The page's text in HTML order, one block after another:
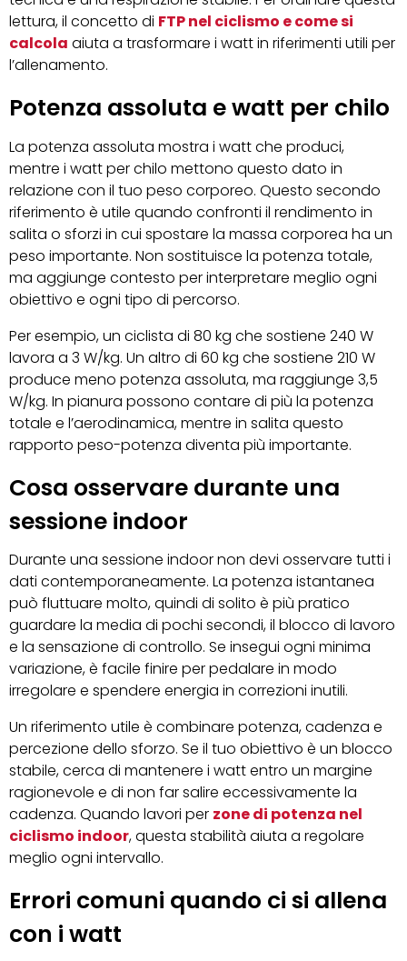
lettura, il concetto di FTP nel ciclismo e come si
calcola aiuta a trasformare i watt in riferimenti utili per
l’allenamento.
Potenza assoluta e watt per chilo
La potenza assoluta mostra i watt che produci,
mentre i watt per chilo mettono questo dato in
relazione con il tuo peso corporeo. Questo secondo
riferimento è utile quando confronti il rendimento in
salita o sforzi in cui spostare la massa corporea ha un
peso importante. Non sostituisce la potenza totale,
ma aggiunge contesto per interpretare meglio ogni
obiettivo e ogni tipo di percorso.
Per esempio, un ciclista di 80 kg che sostiene 240 W
lavora a 3 W/kg. Un altro di 60 kg che sostiene 210 W
produce meno potenza assoluta, ma raggiunge 3,5
W/kg. In pianura possono contare di più la potenza
totale e l’aerodinamica, mentre in salita questo
rapporto peso-potenza diventa più importante.
Cosa osservare durante una
sessione indoor
Durante una sessione indoor non devi osservare tutti i
dati contemporaneamente. La potenza istantanea
può fluttuare molto, quindi di solito è più pratico
guardare la media di pochi secondi, il blocco di lavoro
e la sensazione di controllo. Se insegui ogni minima
variazione, è facile finire per pedalare in modo
irregolare e spendere energia in correzioni inutili.
Un riferimento utile è combinare potenza, cadenza e
percezione dello sforzo. Se il tuo obiettivo è un blocco
stabile, cerca di mantenere i watt entro un margine
ragionevole e di non far salire eccessivamente la
cadenza. Quando lavori per zone di potenza nel
ciclismo indoor, questa stabilità aiuta a regolare
meglio ogni intervallo.
Errori comuni quando ci si allena
con i watt